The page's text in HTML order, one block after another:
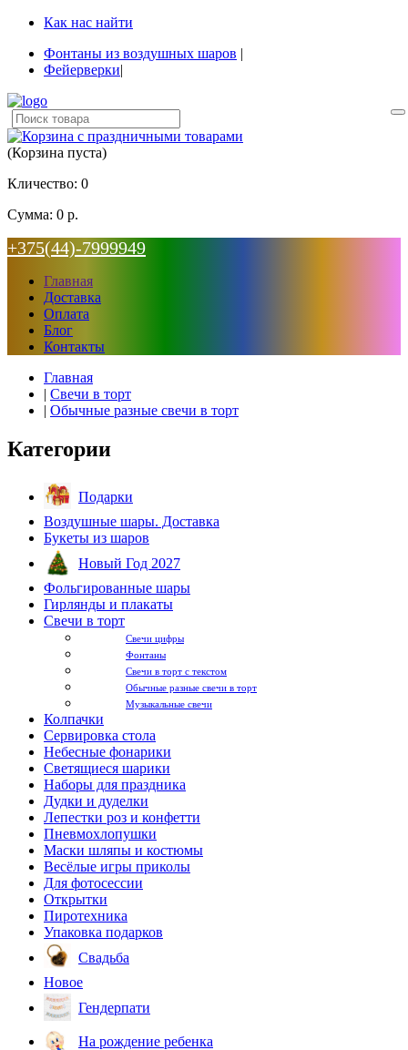
Как нас найти
Фонтаны из воздушных шаров |
Фейерверки|
(Корзина пуста)
Кличество: 0
Сумма: 0 р.
+375(44)-7999949
Главная
Доставка
Оплата
Блог
Контакты
Главная
| Свечи в торт
| Обычные разные свечи в торт
Категории
Подарки
Воздушные шары. Доставка
Букеты из шаров
Новый Год 2027
Фольгированные шары
Гирлянды и плакаты
Свечи в торт
Свечи цифры
Фонтаны
Свечи в торт с текстом
Обычные разные свечи в торт
Музыкальные свечи
Колпачки
Сервировка стола
Небесные фонарики
Светящиеся шарики
Наборы для праздника
Дудки и дуделки
Лепестки роз и конфетти
Пневмохлопушки
Маски шляпы и костюмы
Весёлые игры приколы
Для фотосессии
Открытки
Пиротехника
Упаковка подарков
Свадьба
Новое
Гендерпати
На рождение ребенка